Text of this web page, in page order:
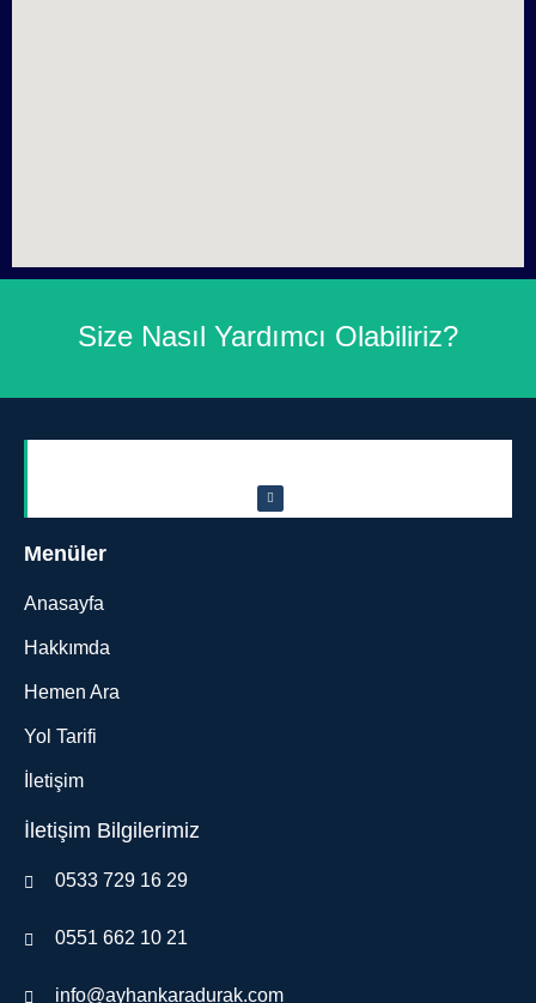
Size Nasıl Yardımcı Olabiliriz?
Menüler
Anasayfa
Hakkımda
Hemen Ara
Yol Tarifi
İletişim
İletişim Bilgilerimiz
0533 729 16 29
0551 662 10 21
info@ayhankaradurak.com